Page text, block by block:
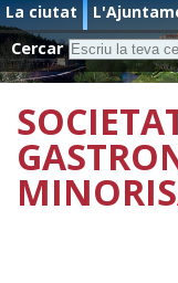
La ciutat
Cercar